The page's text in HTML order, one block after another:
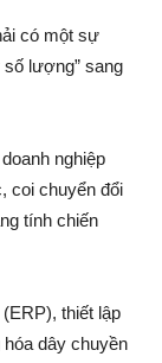
có một sự
lượng” sang
nghiệp
coi chuyển đổi
tính chiến
thiết lập
dây chuyền